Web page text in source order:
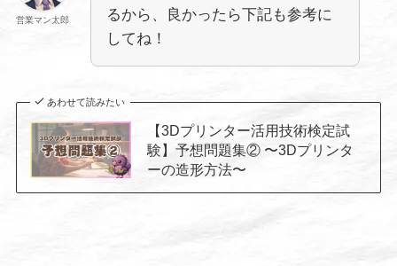
営業マン太郎
るから、良かったら下記も参考に
してね！
あわせて読みたい
【3Dプリンター活用技術検定試
験】予想問題集② 〜3Dプリンタ
ーの造形方法〜